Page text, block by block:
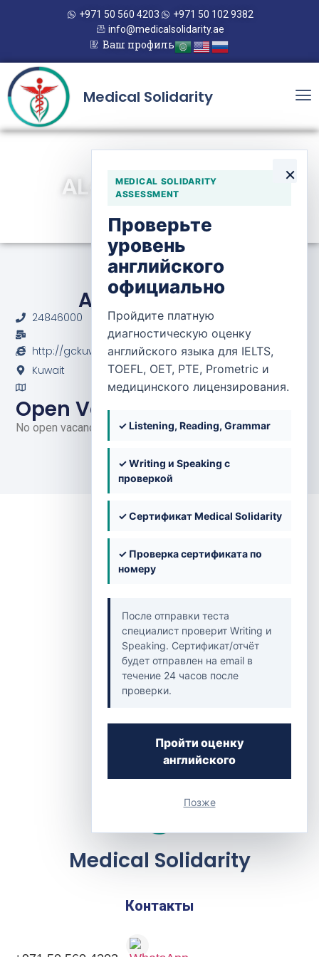
+971 50 560 4203
+971 50 102 9382
info@medicalsolidarity.ae
Ваш профиль
Medical Solidarity
×
MEDICAL SOLIDARITY
ASSESSMENT
Проверьте
уровень
английского
официально
Пройдите платную
диагностическую оценку
английского языка для IELTS,
TOEFL, OET, PTE, Prometric и
медицинского лицензирования.
✓ Listening, Reading, Grammar
✓ Writing и Speaking с
проверкой
✓ Сертификат Medical Solidarity
✓ Проверка сертификата по
номеру
После отправки теста
специалист проверит Writing и
Speaking. Сертификат/отчёт
будет отправлен на email в
течение 24 часов после
проверки.
Пройти оценку
английского
Позже
AL-RAZI HOSPITAL
Al-Razi Hospital
24846000
http://gckuwait.com/al-razi-hospital
Kuwait
Open Vacancies
No open vacancies at the moment.
Back to Clinics
Medical Solidarity
Контакты